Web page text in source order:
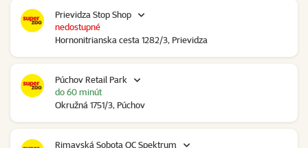
Prievidza Stop Shop
Hornonitrianska cesta 1282/3, Prievidza
nedostupné
Púchov Retail Park
Okružná 1751/3, Púchov
do 60 minút
Rimavská Sobota OC Spektrum